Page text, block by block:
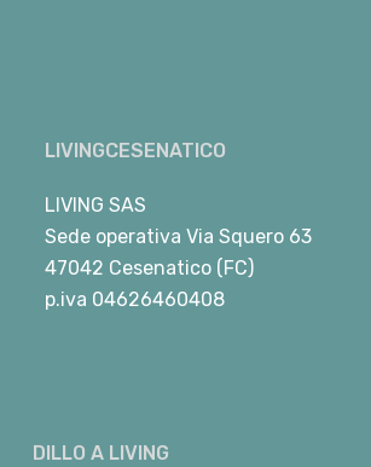
LIVINGCESENATICO
LIVING SAS
Sede operativa Via Squero 63
47042 Cesenatico (FC)
p.iva 04626460408
DILLO A LIVING